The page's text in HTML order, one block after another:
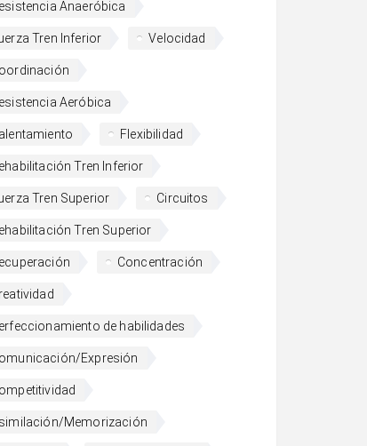
Anaeróbica
Tren Inferior Velocidad
Aeróbica
Flexibilidad
Tren Inferior
Tren Superior Circuitos
Tren Superior
Concentración
de habilidades
Expresión
Memorización